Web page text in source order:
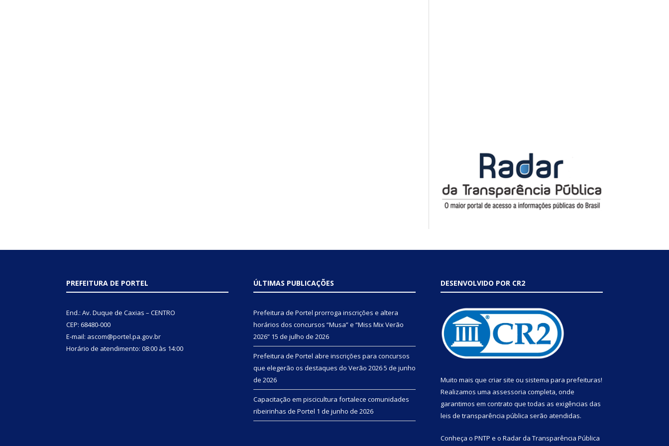
PREFEITURA DE PORTEL
End.: Av. Duque de Caxias – CENTRO
CEP: 68480-000
E-mail: ascom@portel.pa.gov.br
Horário de atendimento: 08:00 às 14:00
ÚLTIMAS PUBLICAÇÕES
Prefeitura de Portel prorroga inscrições e altera
horários dos concursos “Musa” e “Miss Mix Verão
2026” 15 de julho de 2026
Prefeitura de Portel abre inscrições para concursos
que elegerão os destaques do Verão 20265 de junho
de 2026
Capacitação em piscicultura fortalece comunidades
ribeirinhas de Portel 1 de junho de 2026
DESENVOLVIDO POR CR2
Muito mais que criar site ou sistema para prefeituras!
Realizamos uma assessoria completa, onde
garantimos em contrato que todas as exigências das
leis de transparência pública serão atendidas.
Conheça o PNTP e o Radar da Transparência Pública